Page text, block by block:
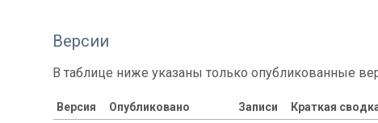
Версии
В таблице ниже указаны только опубликованные
Версия Опубликовано Записи Краткая